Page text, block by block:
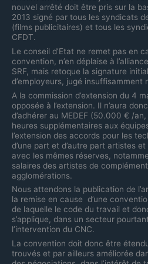
nouvel arrêté doit être pris sur la
2013 signé par tous les syndicats
(films publicitaires) et tous les
CFDT.
Le conseil d’Etat ne remet pas en
convention, n’en déplaise à
SRF, mais retoque la signature
d’employeurs, jugé insuffisamment
A la commission d’extension du 4
opposée à l’extension. Il n’aura
d’adhérer au MEDEF (50.000 € /
heures supplémentaires aux
l’extension des accords pour les
d’une part et d’autre part artistes
avec les mêmes réserves,
salaires des artistes de
agglomérations.
Nous attendons la publication de
la remise en cause d’une
de laquelle le code du travail et
s’applique, dans un secteur
l’intervention du CNC.
La convention doit donc être
trouvés et par ailleurs améliorée